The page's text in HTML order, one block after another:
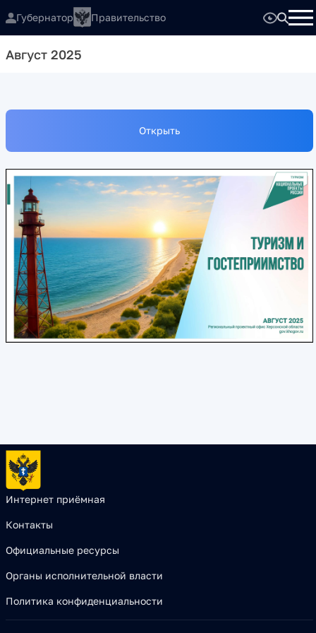
Губернатор Правительство
Август 2025
Открыть
Интернет приёмная
Контакты
Официальные ресурсы
Органы исполнительной власти
Политика конфиденциальности